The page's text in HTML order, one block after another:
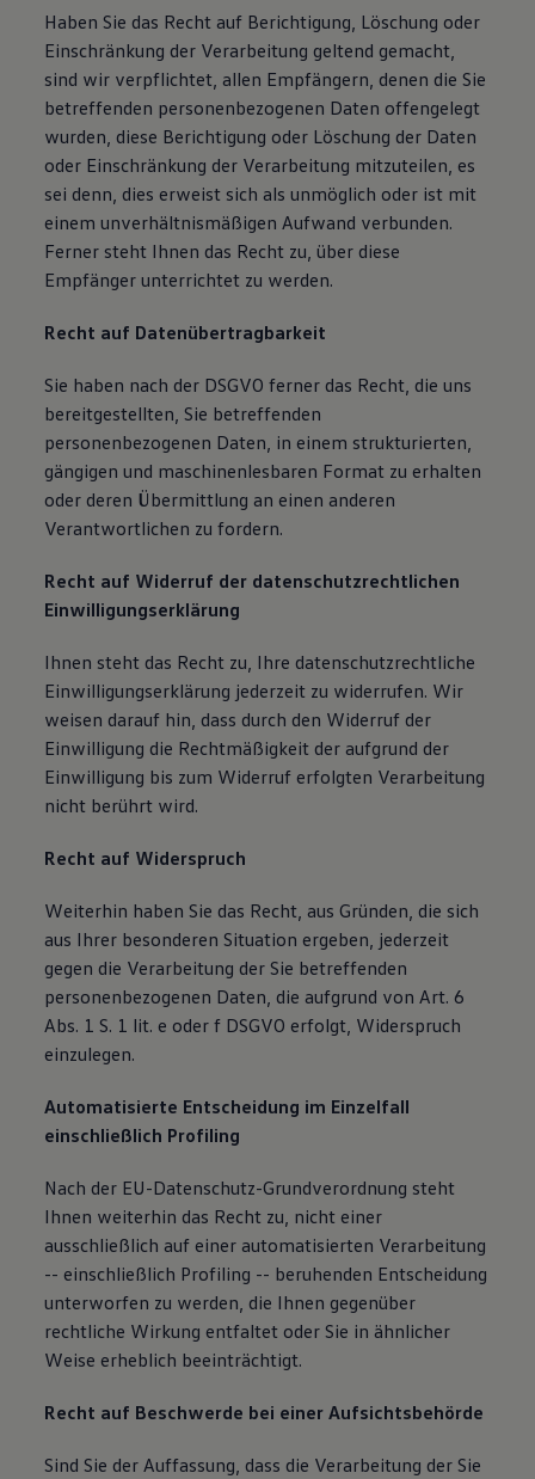
Haben Sie das Recht auf Berichtigung, Löschung oder
Einschränkung der Verarbeitung geltend gemacht,
sind wir verpflichtet, allen Empfängern, denen die Sie
betreffenden personenbezogenen Daten offengelegt
wurden, diese Berichtigung oder Löschung der Daten
oder Einschränkung der Verarbeitung mitzuteilen, es
sei denn, dies erweist sich als unmöglich oder ist mit
einem unverhältnismäßigen Aufwand verbunden.
Ferner steht Ihnen das Recht zu, über diese
Empfänger unterrichtet zu werden.
Recht auf Datenübertragbarkeit
Sie haben nach der DSGVO ferner das Recht, die uns
bereitgestellten, Sie betreffenden
personenbezogenen Daten, in einem strukturierten,
gängigen und maschinenlesbaren Format zu erhalten
oder deren Übermittlung an einen anderen
Verantwortlichen zu fordern.
Recht auf Widerruf der datenschutzrechtlichen
Einwilligungserklärung
Ihnen steht das Recht zu, Ihre datenschutzrechtliche
Einwilligungserklärung jederzeit zu widerrufen. Wir
weisen darauf hin, dass durch den Widerruf der
Einwilligung die Rechtmäßigkeit der aufgrund der
Einwilligung bis zum Widerruf erfolgten Verarbeitung
nicht berührt wird.
Recht auf Widerspruch
Weiterhin haben Sie das Recht, aus Gründen, die sich
aus Ihrer besonderen Situation ergeben, jederzeit
gegen die Verarbeitung der Sie betreffenden
personenbezogenen Daten, die aufgrund von Art. 6
Abs. 1 S. 1 lit. e oder f DSGVO erfolgt, Widerspruch
einzulegen.
Automatisierte Entscheidung im Einzelfall
einschließlich Profiling
Nach der EU-Datenschutz-Grundverordnung steht
Ihnen weiterhin das Recht zu, nicht einer
ausschließlich auf einer automatisierten Verarbeitung
-- einschließlich Profiling -- beruhenden Entscheidung
unterworfen zu werden, die Ihnen gegenüber
rechtliche Wirkung entfaltet oder Sie in ähnlicher
Weise erheblich beeinträchtigt.
Recht auf Beschwerde bei einer Aufsichtsbehörde
Sind Sie der Auffassung, dass die Verarbeitung der Sie